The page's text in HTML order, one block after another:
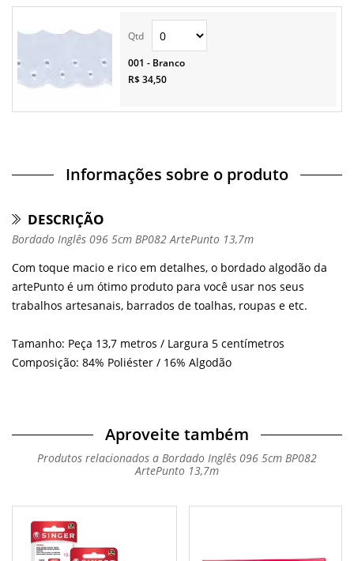
001 - Branco
R$ 34,50
Informações sobre o produto
DESCRIÇÃO
Bordado Inglês 096 5cm BP082 ArtePunto 13,7m
Com toque macio e rico em detalhes, o bordado algodão da
artePunto é um ótimo produto para você usar nos seus
trabalhos artesanais, barrados de toalhas, roupas e etc.
Tamanho: Peça 13,7 metros / Largura 5 centímetros
Composição: 84% Poliéster / 16% Algodão
Aproveite também
Produtos relacionados a Bordado Inglês 096 5cm BP082
ArtePunto 13,7m